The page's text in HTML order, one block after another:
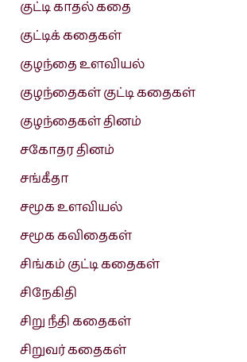
குட்டி காதல் கதை
குட்டிக் கதைகள்
குழந்தை உளவியல்
குழந்தைகள் குட்டி கதைகள்
குழந்தைகள் தினம்
சகோதர தினம்
சங்கீதா
சமூக உளவியல்
சமூக கவிதைகள்
சிங்கம் குட்டி கதைகள்
சிநேகிதி
சிறு நீதி கதைகள்
சிறுவர் கதைகள்